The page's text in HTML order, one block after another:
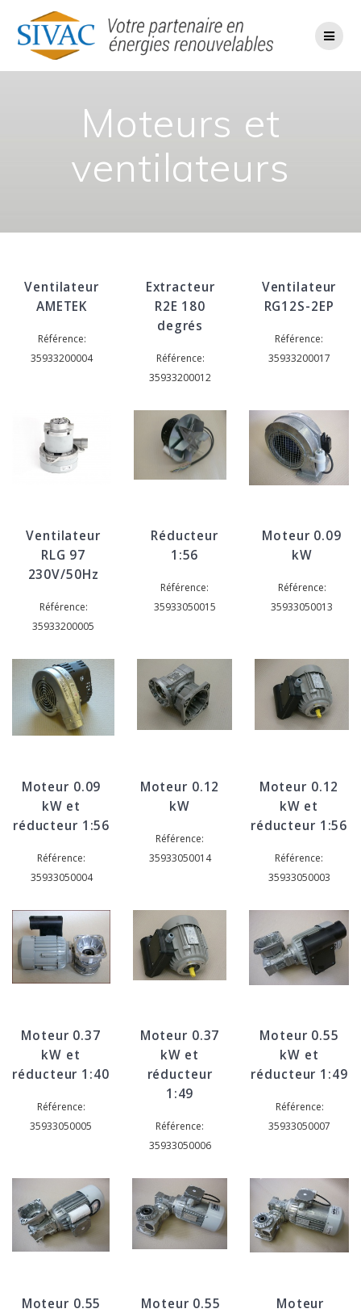
au
contenu
Moteurs et
ventilateurs
Ventilateur
AMETEK
Référence:
35933200004
Extracteur
R2E 180
degrés
Référence:
35933200012
Ventilateur
RG12S-2EP
Référence:
35933200017
Ventilateur
RLG 97
230V/50Hz
Référence:
35933200005
Réducteur
1:56
Référence:
35933050015
Moteur 0.09
kW
Référence:
35933050013
Moteur 0.09
kW et
réducteur 1:56
Référence:
35933050004
Moteur 0.12
kW
Référence:
35933050014
Moteur 0.12
kW et
réducteur 1:56
Référence:
35933050003
Moteur 0.37
kW et
réducteur 1:40
Référence:
35933050005
Moteur 0.37
kW et
réducteur
1:49
Référence:
35933050006
Moteur 0.55
kW et
réducteur 1:49
Référence:
35933050007
Moteur 0.55
Moteur 0.55
Moteur